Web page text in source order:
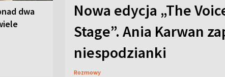
dwa
Nowa edycja „The
Stage”. Ania Karwan
niespodzianki
Rozmowy